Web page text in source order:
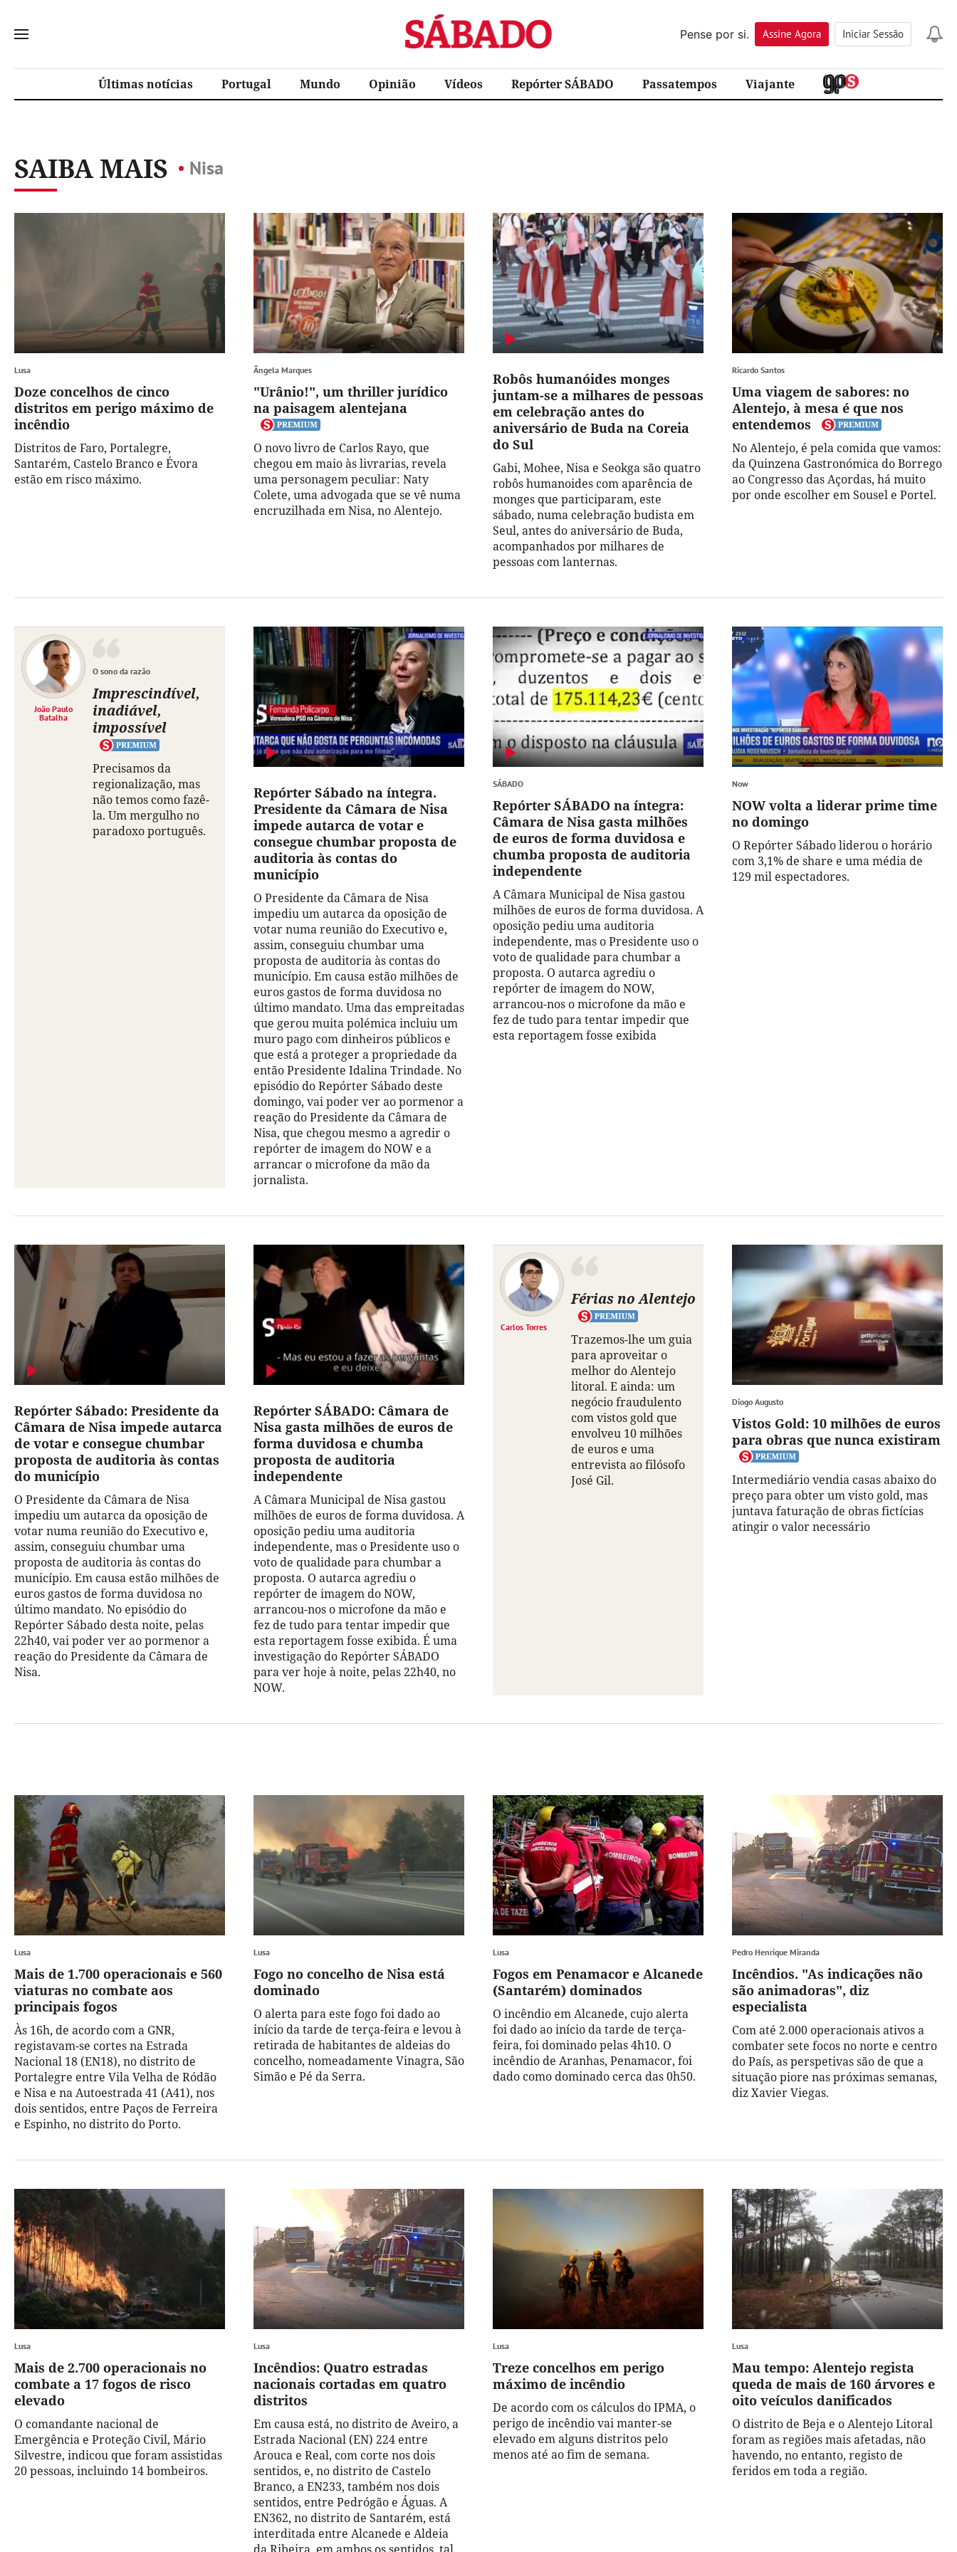
Sábado
Pense por si.
Assine Agora Iniciar Sessão
Últimas notícias Portugal Mundo Opinião Vídeos Repórter SÁBADO Passatempos Viajante
SAIBA MAIS Nisa
Lusa
Doze concelhos de cinco
distritos em perigo máximo de
incêndio
Distritos de Faro, Portalegre,
Santarém, Castelo Branco e Évora
estão em risco máximo.
Ângela Marques
"Urânio!", um thriller jurídico
na paisagem alentejana
O novo livro de Carlos Rayo, que
chegou em maio às livrarias, revela
uma personagem peculiar: Naty
Colete, uma advogada que se vê numa
encruzilhada em Nisa, no Alentejo.
Robôs humanóides monges
juntam-se a milhares de pessoas
em celebração antes do
aniversário de Buda na Coreia
do Sul
Gabi, Mohee, Nisa e Seokga são quatro
robôs humanoides com aparência de
monges que participaram, este
sábado, numa celebração budista em
Seul, antes do aniversário de Buda,
acompanhados por milhares de
pessoas com lanternas.
Ricardo Santos
Uma viagem de sabores: no
Alentejo, à mesa é que nos
entendemos
No Alentejo, é pela comida que vamos:
da Quinzena Gastronómica do Borrego
ao Congresso das Açordas, há muito
por onde escolher em Sousel e Portel.
João Paulo
Batalha
O sono da razão
Imprescindível,
inadiável,
impossível
Precisamos da
regionalização, mas
não temos como fazê-
la. Um mergulho no
paradoxo português.
Repórter Sábado na íntegra.
Presidente da Câmara de Nisa
impede autarca de votar e
consegue chumbar proposta de
auditoria às contas do
município
O Presidente da Câmara de Nisa
impediu um autarca da oposição de
votar numa reunião do Executivo e,
assim, conseguiu chumbar uma
proposta de auditoria às contas do
município. Em causa estão milhões de
euros gastos de forma duvidosa no
último mandato. Uma das empreitadas
que gerou muita polémica incluiu um
muro pago com dinheiros públicos e
que está a proteger a propriedade da
então Presidente Idalina Trindade. No
episódio do Repórter Sábado deste
domingo, vai poder ver ao pormenor a
reação do Presidente da Câmara de
Nisa, que chegou mesmo a agredir o
repórter de imagem do NOW e a
arrancar o microfone da mão da
jornalista.
SÁBADO
Repórter SÁBADO na íntegra:
Câmara de Nisa gasta milhões
de euros de forma duvidosa e
chumba proposta de auditoria
independente
A Câmara Municipal de Nisa gastou
milhões de euros de forma duvidosa. A
oposição pediu uma auditoria
independente, mas o Presidente uso o
voto de qualidade para chumbar a
proposta. O autarca agrediu o
repórter de imagem do NOW,
arrancou-nos o microfone da mão e
fez de tudo para tentar impedir que
esta reportagem fosse exibida
Now
NOW volta a liderar prime time
no domingo
O Repórter Sábado liderou o horário
com 3,1% de share e uma média de
129 mil espectadores.
Repórter Sábado: Presidente da
Câmara de Nisa impede autarca
de votar e consegue chumbar
proposta de auditoria às contas
do município
O Presidente da Câmara de Nisa
impediu um autarca da oposição de
votar numa reunião do Executivo e,
assim, conseguiu chumbar uma
proposta de auditoria às contas do
município. Em causa estão milhões de
euros gastos de forma duvidosa no
último mandato. No episódio do
Repórter Sábado desta noite, pelas
22h40, vai poder ver ao pormenor a
reação do Presidente da Câmara de
Nisa.
Repórter SÁBADO: Câmara de
Nisa gasta milhões de euros de
forma duvidosa e chumba
proposta de auditoria
independente
A Câmara Municipal de Nisa gastou
milhões de euros de forma duvidosa. A
oposição pediu uma auditoria
independente, mas o Presidente uso o
voto de qualidade para chumbar a
proposta. O autarca agrediu o
repórter de imagem do NOW,
arrancou-nos o microfone da mão e
fez de tudo para tentar impedir que
esta reportagem fosse exibida. É uma
investigação do Repórter SÁBADO
para ver hoje à noite, pelas 22h40, no
NOW.
Carlos Torres
Férias no Alentejo
Trazemos-lhe um guia
para aproveitar o
melhor do Alentejo
litoral. E ainda: um
negócio fraudulento
com vistos gold que
envolveu 10 milhões
de euros e uma
entrevista ao filósofo
José Gil.
Diogo Augusto
Vistos Gold: 10 milhões de euros
para obras que nunca existiram
Intermediário vendia casas abaixo do
preço para obter um visto gold, mas
juntava faturação de obras fictícias
atingir o valor necessário
Lusa
Mais de 1.700 operacionais e 560
viaturas no combate aos
principais fogos
Às 16h, de acordo com a GNR,
registavam-se cortes na Estrada
Nacional 18 (EN18), no distrito de
Portalegre entre Vila Velha de Ródão
e Nisa e na Autoestrada 41 (A41), nos
dois sentidos, entre Paços de Ferreira
e Espinho, no distrito do Porto.
Lusa
Fogo no concelho de Nisa está
dominado
O alerta para este fogo foi dado ao
início da tarde de terça-feira e levou à
retirada de habitantes de aldeias do
concelho, nomeadamente Vinagra, São
Simão e Pé da Serra.
Lusa
Fogos em Penamacor e Alcanede
(Santarém) dominados
O incêndio em Alcanede, cujo alerta
foi dado ao início da tarde de terça-
feira, foi dominado pelas 4h10. O
incêndio de Aranhas, Penamacor, foi
dado como dominado cerca das 0h50.
Pedro Henrique Miranda
Incêndios. "As indicações não
são animadoras", diz
especialista
Com até 2.000 operacionais ativos a
combater sete focos no norte e centro
do País, as perspetivas são de que a
situação piore nas próximas semanas,
diz Xavier Viegas.
Lusa
Mais de 2.700 operacionais no
combate a 17 fogos de risco
elevado
O comandante nacional de
Emergência e Proteção Civil, Mário
Silvestre, indicou que foram assistidas
20 pessoas, incluindo 14 bombeiros.
Lusa
Incêndios: Quatro estradas
nacionais cortadas em quatro
distritos
Em causa está, no distrito de Aveiro, a
Estrada Nacional (EN) 224 entre
Arouca e Real, com corte nos dois
sentidos, e, no distrito de Castelo
Branco, a EN233, também nos dois
sentidos, entre Pedrógão e Águas. A
EN362, no distrito de Santarém, está
interditada entre Alcanede e Aldeia
Lusa
Treze concelhos em perigo
máximo de incêndio
De acordo com os cálculos do IPMA, o
perigo de incêndio vai manter-se
elevado em alguns distritos pelo
menos até ao fim de semana.
Lusa
Mau tempo: Alentejo regista
queda de mais de 160 árvores e
oito veículos danificados
O distrito de Beja e o Alentejo Litoral
foram as regiões mais afetadas, não
havendo, no entanto, registo de
feridos em toda a região.